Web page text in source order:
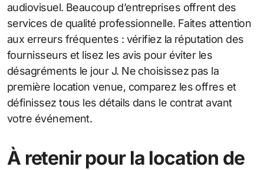
audiovisuel. Beaucoup d’entreprises offrent des
services de qualité professionnelle. Faites attention
aux erreurs fréquentes : vérifiez la réputation des
fournisseurs et lisez les avis pour éviter les
désagréments le jour J. Ne choisissez pas la
première location venue, comparez les offres et
définissez tous les détails dans le contrat avant
votre événement.
À retenir pour la location de